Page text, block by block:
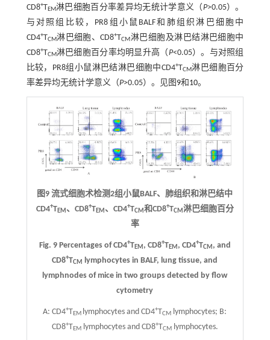
CD8+TEM淋巴细胞百分率差异均无统计学意义（ P>0.05）。
与对照组比较，PR8组小鼠BALF和肺组织淋巴细胞中
CD4+TCM淋巴细胞、CD8+TCM淋巴细胞及淋巴结淋巴细胞中
CD8+TCM淋巴细胞百分率均明显升高（ P<0.05）。与对照组
比较，PR8组小鼠淋巴结淋巴细胞中CD4+TCM淋巴细胞百分
率差异均无统计学意义（P>0.05）。见图 9和 10。
图9 流式细胞术检测2组小鼠BALF、肺组织和淋巴结中
CD4+TEM、CD8+TEM、CD4+TCM和CD8+TCM淋巴细胞百分
率
Fig. 9 Percentages of CD4+TEM, CD8+TEM, CD4+TCM, and
CD8+TCM
lymphocytes in BALF, lung tissue, and
lymphnodes of mice in two groups detected by flow
cytometry
A: CD4+TEM lymphocytes and CD4+TCM lymphocytes; B:
CD8+TEMlymphocytes and CD8+TCMlymphocytes.